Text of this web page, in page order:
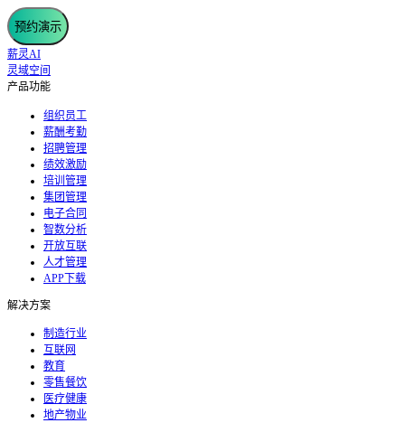
预约演示
薪灵AI
灵域空间
产品功能
组织员工
薪酬考勤
招聘管理
绩效激励
培训管理
集团管理
电子合同
智数分析
开放互联
人才管理
APP下载
解决方案
制造行业
互联网
教育
零售餐饮
医疗健康
地产物业